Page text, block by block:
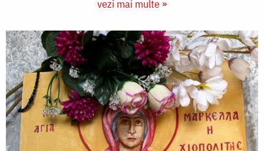
vezi mai multe »